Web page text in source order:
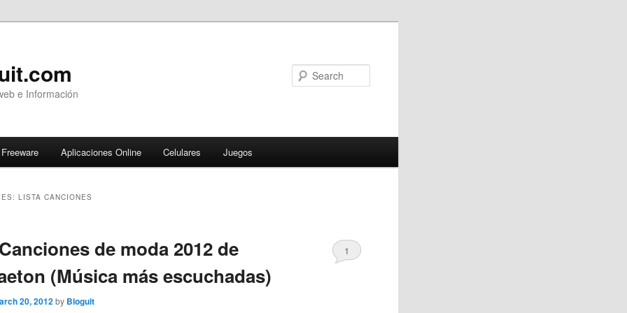
e Información
Freeware Aplicaciones Online Celulares Juegos
LISTA CANCIONES
de moda 2012 de
(Música más escuchadas)
20, 2012 by Bloguit
1